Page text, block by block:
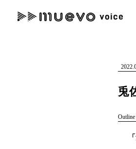
"読者の声を形にする”音楽特
兎
Outline